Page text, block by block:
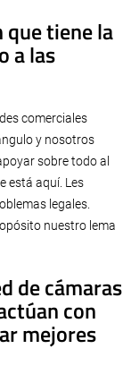
que tiene la
a las
comerciales
y nosotros
sobre todo al
está aquí. Les
legales.
nuestro lema
de cámaras
con
mejores